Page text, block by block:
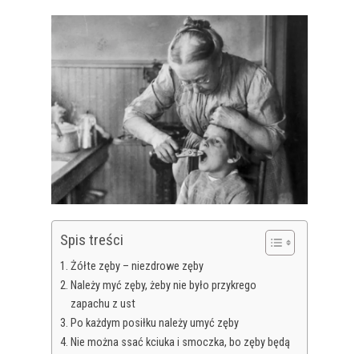
Spis treści
Żółte zęby – niezdrowe zęby
Należy myć zęby, żeby nie było przykrego
zapachu z ust
Po każdym posiłku należy umyć zęby
Nie można ssać kciuka i smoczka, bo zęby będą